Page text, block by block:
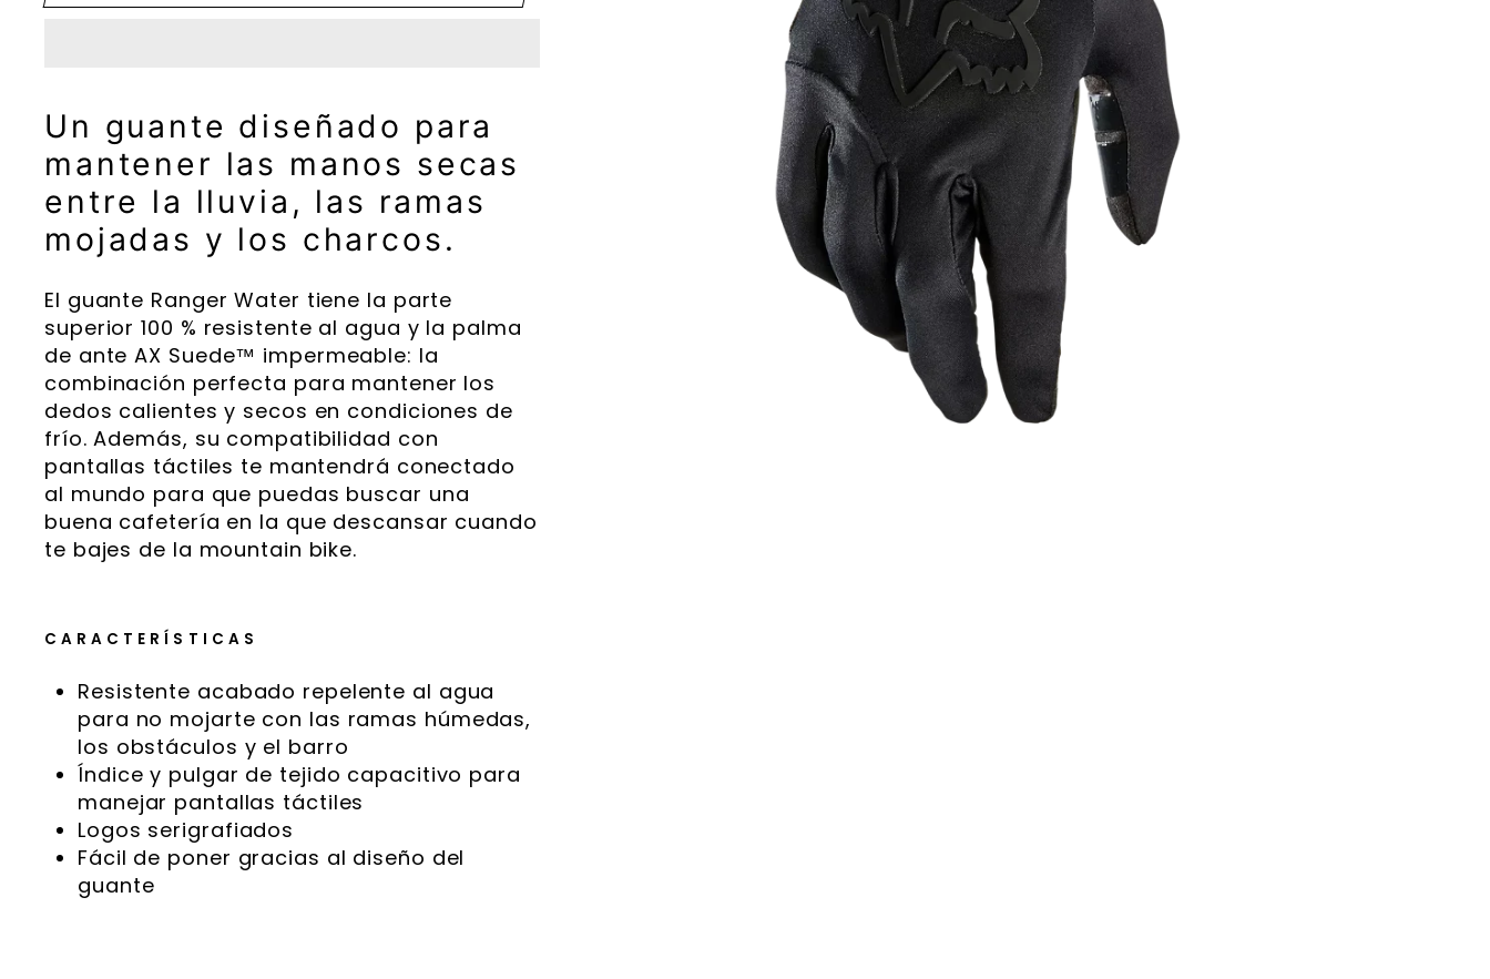
Un guante diseñado para
mantener las manos secas
entre la lluvia, las ramas
mojadas y los charcos.
El guante Ranger Water tiene la parte
superior 100 % resistente al agua y la palma
de ante AX Suede™ impermeable: la
combinación perfecta para mantener los
dedos calientes y secos en condiciones de
frío. Además, su compatibilidad con
pantallas táctiles te mantendrá conectado
al mundo para que puedas buscar una
buena cafetería en la que descansar cuando
te bajes de la mountain bike.
CARACTERÍSTICAS
Resistente acabado repelente al agua
para no mojarte con las ramas húmedas,
los obstáculos y el barro
Índice y pulgar de tejido capacitivo para
manejar pantallas táctiles
Logos serigrafiados
Fácil de poner gracias al diseño del
guante